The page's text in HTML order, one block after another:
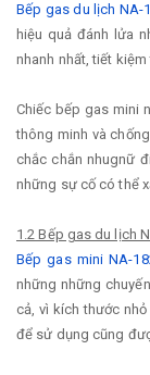
Bếp gas du lịch NA-
hiệu quả đánh lửa
nhanh nhất, tiết
Chiếc bếp gas mini
thông minh và
chắc chắn nhugnữ
những sự cố có thể
1.2 Bếp gas du lịch
Bếp gas mini NA-
những những
cả, vì kích thước
để sử dụng cũng